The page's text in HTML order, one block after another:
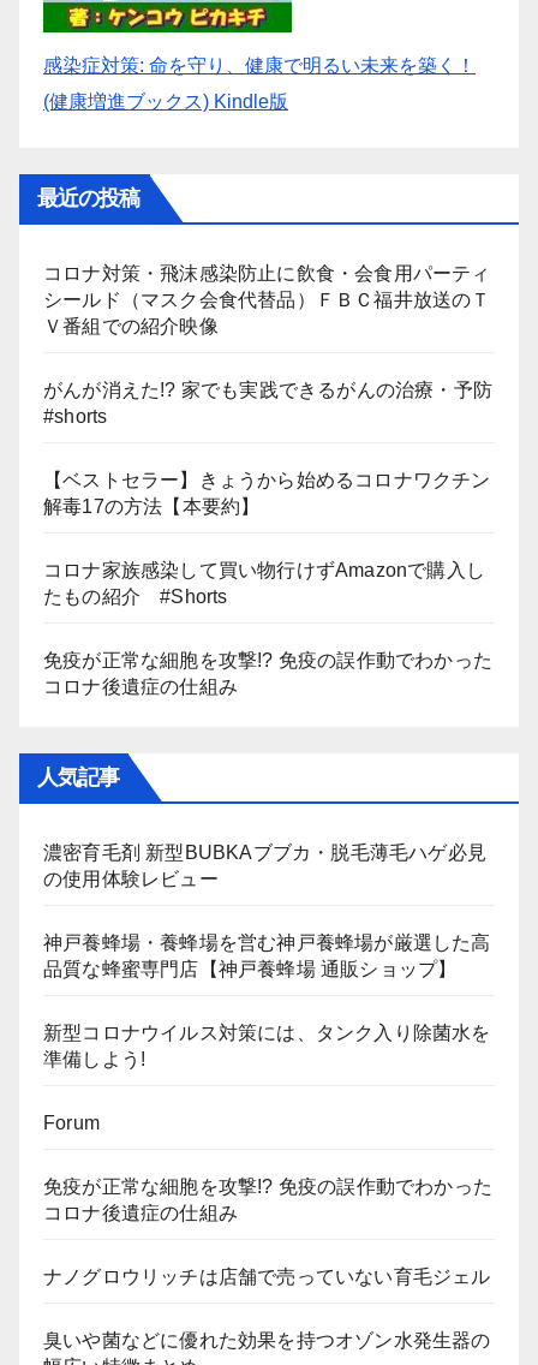
感染症対策: 命を守り、健康で明るい未来を築く！
(健康増進ブックス) Kindle版
最近の投稿
コロナ対策・飛沫感染防止に飲食・会食用パーティ
シールド（マスク会食代替品）ＦＢＣ福井放送のＴ
Ｖ番組での紹介映像
がんが消えた!? 家でも実践できるがんの治療・予防
#shorts
【ベストセラー】きょうから始めるコロナワクチン
解毒17の方法【本要約】
コロナ家族感染して買い物行けずAmazonで購入し
たもの紹介 #Shorts
免疫が正常な細胞を攻撃!? 免疫の誤作動でわかった
コロナ後遺症の仕組み
人気記事
濃密育毛剤 新型BUBKAブブカ・脱毛薄毛ハゲ必見
の使用体験レビュー
神戸養蜂場・養蜂場を営む神戸養蜂場が厳選した高
品質な蜂蜜専門店【神戸養蜂場 通販ショップ】
新型コロナウイルス対策には、タンク入り除菌水を
準備しよう!
Forum
免疫が正常な細胞を攻撃!? 免疫の誤作動でわかった
コロナ後遺症の仕組み
ナノグロウリッチは店舗で売っていない育毛ジェル
臭いや菌などに優れた効果を持つオゾン水発生器の